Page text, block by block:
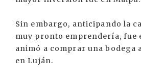
Sin embargo, anticipando la
muy pronto emprendería, fue
animó a comprar una bodega
en Luján.